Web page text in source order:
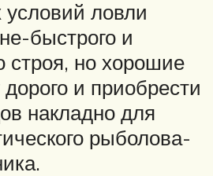
ловли
быстрого и
строя, но хорошие
и приобрести
накладно для
рыболова-